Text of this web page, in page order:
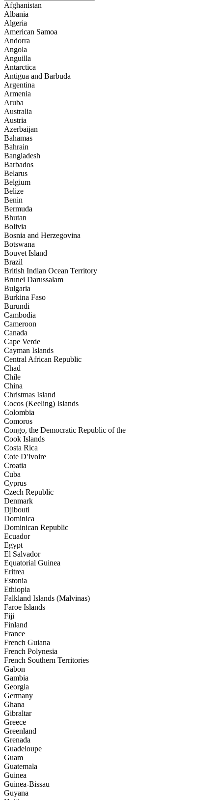
Afghanistan
Albania
Algeria
American Samoa
Andorra
Angola
Anguilla
Antarctica
Antigua and Barbuda
Argentina
Armenia
Aruba
Australia
Austria
Azerbaijan
Bahamas
Bahrain
Bangladesh
Barbados
Belarus
Belgium
Belize
Benin
Bermuda
Bhutan
Bolivia
Bosnia and Herzegovina
Botswana
Bouvet Island
Brazil
British Indian Ocean Territory
Brunei Darussalam
Bulgaria
Burkina Faso
Burundi
Cambodia
Cameroon
Canada
Cape Verde
Cayman Islands
Central African Republic
Chad
Chile
China
Christmas Island
Cocos (Keeling) Islands
Colombia
Comoros
Congo, the Democratic Republic of the
Cook Islands
Costa Rica
Cote D'Ivoire
Croatia
Cuba
Cyprus
Czech Republic
Denmark
Djibouti
Dominica
Dominican Republic
Ecuador
Egypt
El Salvador
Equatorial Guinea
Eritrea
Estonia
Ethiopia
Falkland Islands (Malvinas)
Faroe Islands
Fiji
Finland
France
French Guiana
French Polynesia
French Southern Territories
Gabon
Gambia
Georgia
Germany
Ghana
Gibraltar
Greece
Greenland
Grenada
Guadeloupe
Guam
Guatemala
Guinea
Guinea-Bissau
Guyana